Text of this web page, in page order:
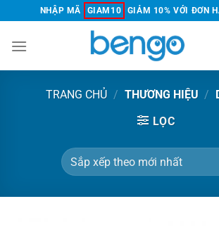
đến
nội
NHẬP MÃ GIAM10 GIẢM 10% VỚI ĐƠN
TRANG CHỦ / THƯƠNG HIỆU /
LỌC